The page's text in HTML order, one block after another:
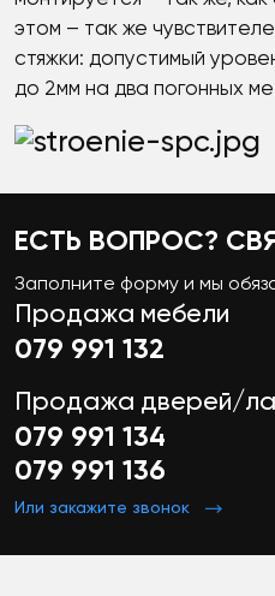
этом – так же
стяжки: допустимый
до 2мм на два погонных
ЕСТЬ ВОПРОС?
Заполните форму и мы
Продажа мебели
079 991 132
Продажа дверей/
079 991 134
079 991 136
Или закажите звонок